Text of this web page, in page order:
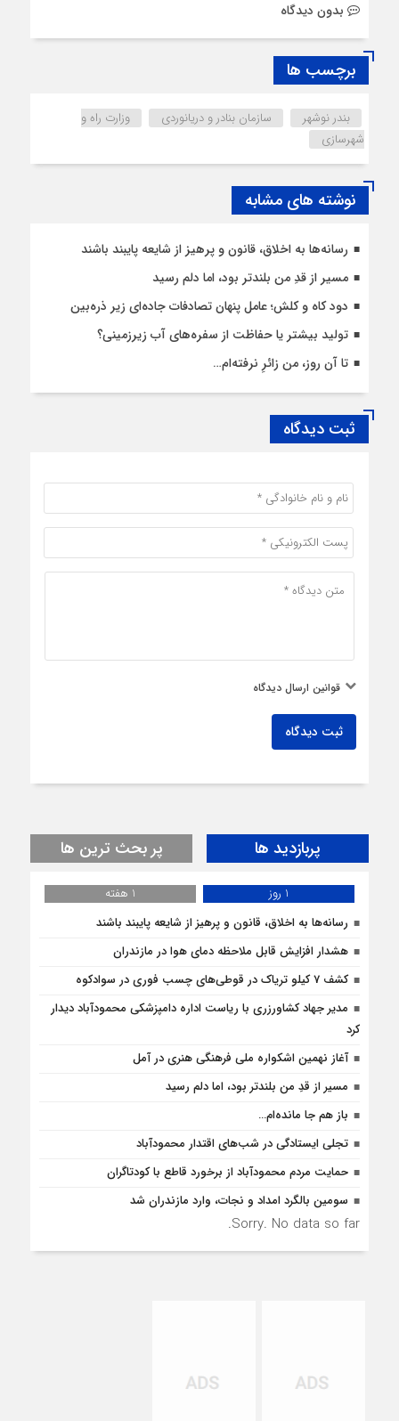
بدون دیدگاه
برچسب ها
بندر نوشهر سازمان بنادر و دریانوردی
وزارت راه و
شهرسازی
نوشته های مشابه
رسانه‌ها به اخلاق، قانون و پرهیز از شایعه پایبند باشند
مسیر از قدِ من بلندتر بود، اما دلم رسید
دود کاه و کلش؛ عامل پنهان تصادفات جاده‌ای زیر ذره‌بین
تولید بیشتر یا حفاظت از سفره‌های آب زیرزمینی؟
تا آن روز، من زائرِ نرفته‌ام…
ثبت دیدگاه
قوانین ارسال دیدگاه
ثبت دیدگاه
پربازدید ها پر بحث ترین ها
1 روز
1 هفته
رسانه‌ها به اخلاق، قانون و پرهیز از شایعه پایبند باشند
هشدار افزایش قابل ملاحظه دمای هوا در مازندران
کشف 7 کیلو تریاک در قوطی‌‌های چسب فوری در سوادکوه
مدیر جهاد کشاورزری با ریاست اداره دامپزشکی محمودآباد دیدار
کرد
آغاز نهمین اشکواره ملی فرهنگی هنری در آمل
مسیر از قدِ من بلندتر بود، اما دلم رسید
باز هم جا مانده‌ام…
تجلی ایستادگی در شب‌های اقتدار محمودآباد
حمایت مردم محمودآباد از برخورد قاطع با کودتاگران
سومین بالگرد امداد و نجات، وارد مازندران شد
Sorry. No data so far.